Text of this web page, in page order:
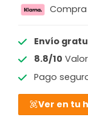
Compra
Envío
8.8/10
Pago
Ver en tu